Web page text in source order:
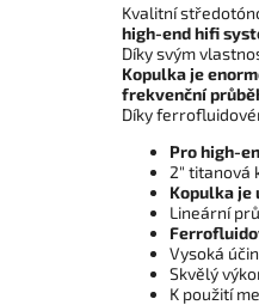
Kvalitní
high-end hifi
Díky svým
Kopulka je
frekvenční
Díky
Pro high-
2" titanová
Kopulka
Lineární
Vysoká
Skvělý
K použití